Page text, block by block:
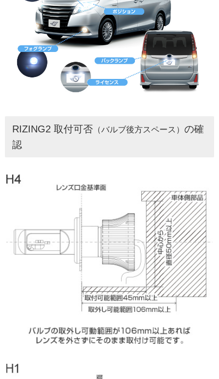
RIZING2 取付可否 （バルブ後方スペース） の確
認